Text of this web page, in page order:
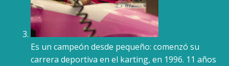
Es un campeón desde pequeño: comenzó su
carrera deportiva en el karting, en 1996. 11 años